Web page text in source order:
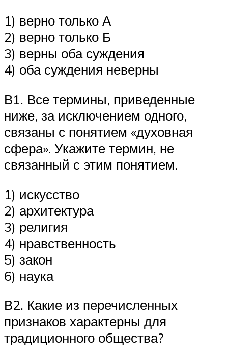
1) верно только А
2) верно только Б
3) верны оба суждения
4) оба суждения неверны
В1. Все термины, приведенные
ниже, за исключением одного,
связаны с понятием «духовная
сфера». Укажите термин, не
связанный с этим понятием.
1) искусство
2) архитектура
3) религия
4) нравственность
5) закон
6) наука
В2. Какие из перечисленных
признаков характерны для
традиционного общества?